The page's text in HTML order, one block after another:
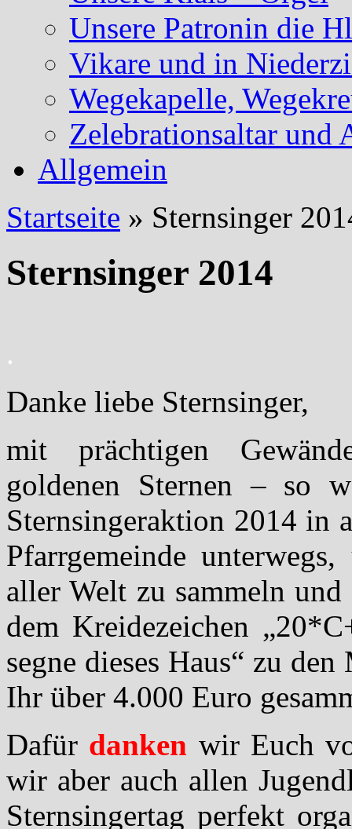
Unsere Patronin die
Vikare und in
Wegekapelle,
Zelebrationsaltar und
Allgemein
Startseite » Sternsinger
Sternsinger 2014
.
Danke liebe Sternsinger,
mit prächtigen
goldenen Sternen – so
Sternsingeraktion 2014 in
Pfarrgemeinde
aller Welt zu sammeln
dem Kreidezeichen
segne dieses Haus“ zu
Ihr über 4.000 Euro
Dafür danken wir Euch
wir aber auch allen
Sternsingertag perfekt